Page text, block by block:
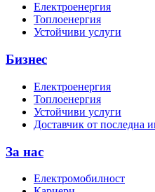
Електроенергия
Топлоенергия
Устойчиви услуги
Бизнес
Електроенергия
Топлоенергия
Устойчиви услуги
Доставчик от последна
За нас
Електромобилност